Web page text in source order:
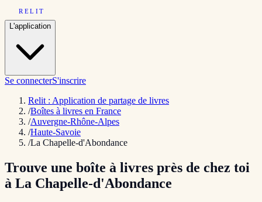
RELIT
L'application
Se connecterS'inscrire
Relit : Application de partage de livres
/Boîtes à livres en France
/Auvergne-Rhône-Alpes
/Haute-Savoie
/La Chapelle-d'Abondance
Trouve une boîte à livres près de chez toi
à La Chapelle-d'Abondance